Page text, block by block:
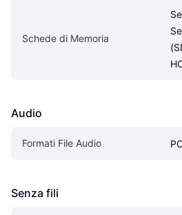
Schede di Memoria
Audio
Formati File Audio
Senza fili